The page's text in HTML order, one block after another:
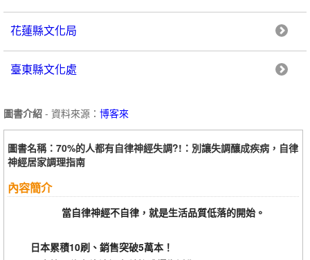
花蓮縣文化局
臺東縣文化處
圖書介紹 - 資料來源： 博客來
圖書名稱：70%的人都有自律神經失調?!：別讓失調釀成疾病，自律
神經居家調理指南
內容簡介
當自律神經不自律，就是生活品質低落的開始。
日本累積10刷、銷售突破5萬本！